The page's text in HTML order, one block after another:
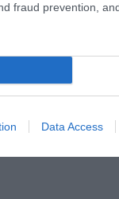
fraud prevention,
Data Access